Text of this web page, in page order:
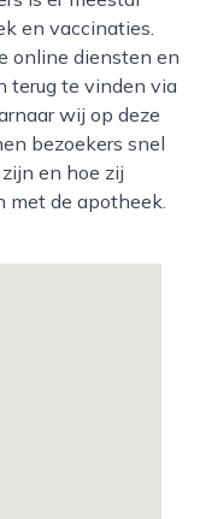
en vaccinaties.
online diensten en
terug te vinden via
wij op deze
bezoekers snel
en hoe zij
met de apotheek.